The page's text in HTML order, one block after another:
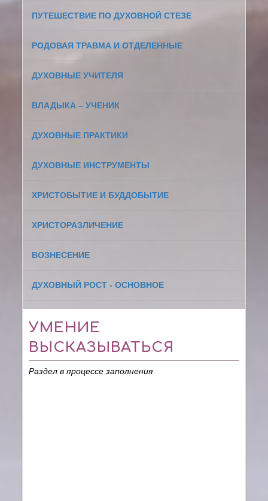
ПУТЕШЕСТВИЕ ПО ДУХОВНОЙ СТЕЗЕ
РОДОВАЯ ТРАВМА И ОТДЕЛЕННЫЕ
ДУХОВНЫЕ УЧИТЕЛЯ
ВЛАДЫКА – УЧЕНИК
ДУХОВНЫЕ ПРАКТИКИ
ДУХОВНЫЕ ИНСТРУМЕНТЫ
ХРИСТОБЫТИЕ И БУДДОБЫТИЕ
ХРИСТОРАЗЛИЧЕНИЕ
ВОЗНЕСЕНИЕ
ДУХОВНЫЙ РОСТ - ОСНОВНОЕ
УМЕНИЕ
ВЫСКАЗЫВАТЬСЯ
Раздел в процессе заполнения